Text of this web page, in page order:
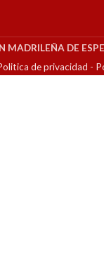
MADRILEÑA DE
de privacidad -